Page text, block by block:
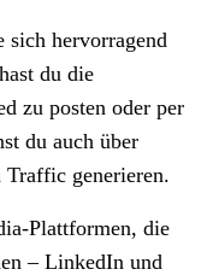
hervorragend
du die
zu posten oder per
du auch über
generieren.
Plattformen, die
– LinkedIn und